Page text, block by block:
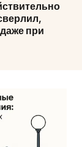
при